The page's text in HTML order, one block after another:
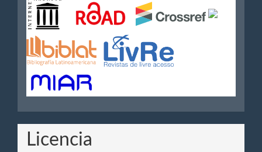
Licencia